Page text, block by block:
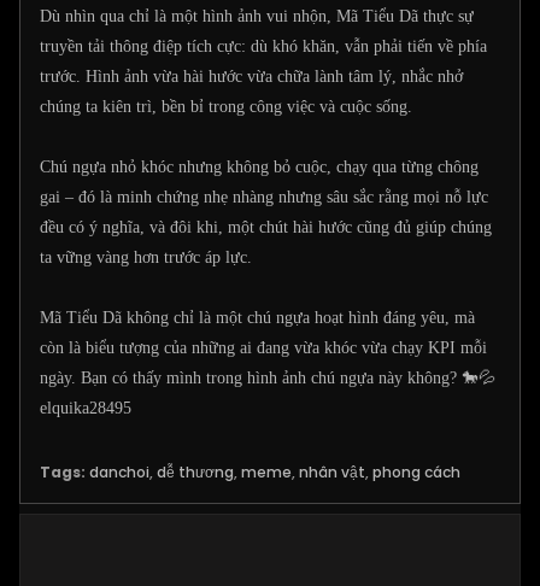
Dù nhìn qua chỉ là một hình ảnh vui nhộn, Mã Tiểu Dã thực sự
truyền tải thông điệp tích cực: dù khó khăn, vẫn phải tiến về phía
trước. Hình ảnh vừa hài hước vừa chữa lành tâm lý, nhắc nhở
chúng ta kiên trì, bền bỉ trong công việc và cuộc sống.
Chú ngựa nhỏ khóc nhưng không bỏ cuộc, chạy qua từng chông
gai – đó là minh chứng nhẹ nhàng nhưng sâu sắc rằng mọi nỗ lực
đều có ý nghĩa, và đôi khi, một chút hài hước cũng đủ giúp chúng
ta vững vàng hơn trước áp lực.
Mã Tiểu Dã không chỉ là một chú ngựa hoạt hình đáng yêu, mà
còn là biểu tượng của những ai đang vừa khóc vừa chạy KPI mỗi
ngày. Bạn có thấy mình trong hình ảnh chú ngựa này không? 🐎💦
elquika28495
Tags: danchoi, dễ thương, meme, nhân vật, phong cách